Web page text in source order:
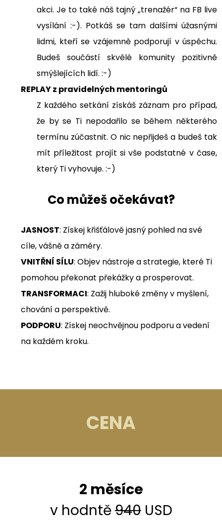
akci. Je to také náš tajný „trenažér“ na FB live
vysílání :-). Potkáš se tam dalšími úžasnými
lidmi, kteří se vzájemně podporují v úspěchu.
Budeš součástí skvělé komunity pozitivně
smýšlejících lidí. :-)
REPLAY z pravidelných mentoringů
Z každého setkání získáš záznam pro případ,
že by se Ti nepodařilo se během některého
termínu zúčastnit. O nic nepřijdeš a budeš tak
mít příležitost projít si vše podstatné v čase,
který Ti vyhovuje. :-)
Co můžeš očekávat?
JASNOST: Získej křišťálově jasný pohled na své
cíle, vášně a záměry.
VNITŘNÍ SÍLU: Objev nástroje a strategie, které Ti
pomohou překonat překážky a prosperovat.
TRANSFORMACI: Zažij hluboké změny v myšlení,
chování a perspektivě.
​PODPORU: Získej neochvějnou podporu a vedení
na každém kroku.
CENA
2 měsíce
v hodntě940USD